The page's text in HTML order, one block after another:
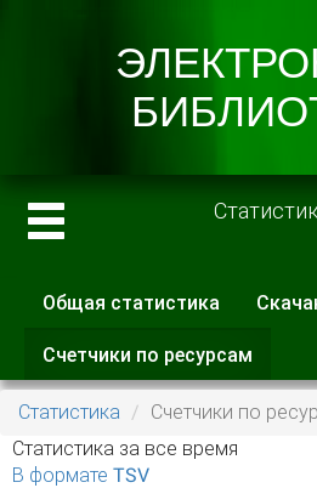
Главные вкладки
Общая статистика
Счетчики по ресурсам
Статистика
Счетчики по
Статистика за все время
В формате TSV